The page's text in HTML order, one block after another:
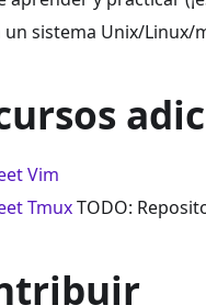
un sistema Unix/Linux/
Vim
TmuxTODO: